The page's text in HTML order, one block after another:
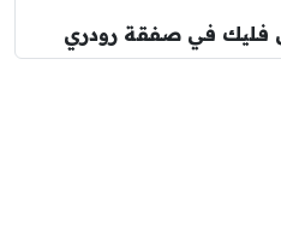
فليك في صفقة رودري